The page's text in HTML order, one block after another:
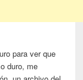
para ver que
duro, me